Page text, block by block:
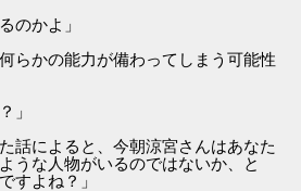
のかよ」
らかの能力が備わってしまう可能性
」
話によると、今朝涼宮さんはあなた
うな人物がいるのではないか、と
よね？」